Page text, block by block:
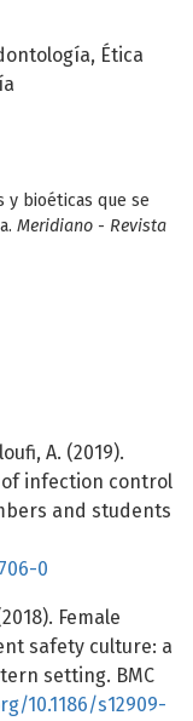
Ética
y bioéticas que se
Meridiano - Revista
A. (2019).
infection control
and students
0
Female
safety culture: a
setting. BMC
10.1186/s12909-